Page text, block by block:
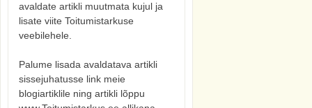
avaldate artikli muutmata kujul ja
lisate viite Toitumistarkuse
veebilehele.
Palume lisada avaldatava artikli
sissejuhatusse link meie
blogiartiklile ning artikli lõppu